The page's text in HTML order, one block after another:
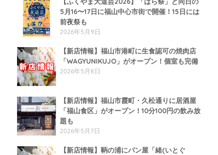
5月16〜17日に福山中心市街で開催！15日には
前夜祭も
2026年5月9日
【新店情報】福山市港町に生食認可の焼肉店
「WAGYUNIKUJO」がオープン！個室も完備
2026年5月8日
【新店情報】福山市霞町・久松通りに居酒屋
「福山食区」がオープン！10分100円の飲み放
題も
2026年5月7日
【新店情報】鞆の浦にパン屋「緒(いとぐ